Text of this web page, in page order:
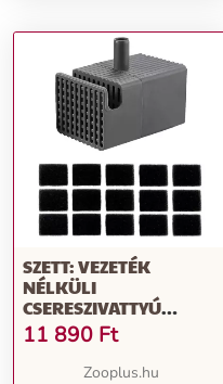
SZETT: VEZETÉK
NÉLKÜLI
CSERESZIVATTYÚ
ITATÓKÚTHOZ +
CSERESZŰRŐ VEZETÉL
NÉLKÜLI
11 890 Ft
Zooplus.hu